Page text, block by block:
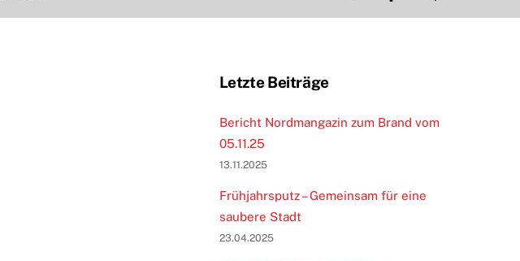
Letzte Beiträge
Bericht Nordmangazin zum Brand vom
05.11.25
13.11.2025
Frühjahrsputz – Gemeinsam für eine
saubere Stadt
23.04.2025